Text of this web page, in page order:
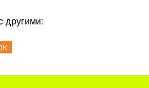
другими: